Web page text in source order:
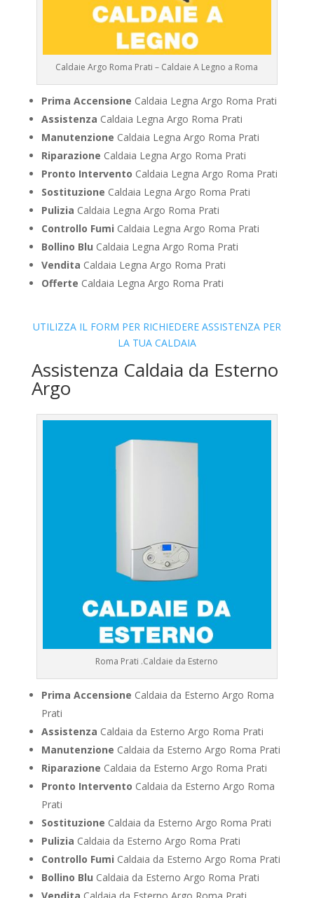
Caldaie Argo Roma Prati – Caldaie A Legno a Roma
Prima Accensione Caldaia Legna Argo Roma Prati
Assistenza Caldaia Legna Argo Roma Prati
Manutenzione Caldaia Legna Argo Roma Prati
Riparazione Caldaia Legna Argo Roma Prati
Pronto Intervento Caldaia Legna Argo Roma Prati
Sostituzione Caldaia Legna Argo Roma Prati
Pulizia Caldaia Legna Argo Roma Prati
Controllo Fumi Caldaia Legna Argo Roma Prati
Bollino Blu Caldaia Legna Argo Roma Prati
Vendita Caldaia Legna Argo Roma Prati
Offerte Caldaia Legna Argo Roma Prati
UTILIZZA IL FORM PER RICHIEDERE ASSISTENZA PER
LA TUA CALDAIA
Assistenza Caldaia da Esterno
Argo
Roma Prati .Caldaie da Esterno
Prima Accensione Caldaia da Esterno Argo Roma
Prati
Assistenza Caldaia da Esterno Argo Roma Prati
Manutenzione Caldaia da Esterno Argo Roma Prati
Riparazione Caldaia da Esterno Argo Roma Prati
Pronto Intervento Caldaia da Esterno Argo Roma
Prati
Sostituzione Caldaia da Esterno Argo Roma Prati
Pulizia Caldaia da Esterno Argo Roma Prati
Controllo Fumi Caldaia da Esterno Argo Roma Prati
Bollino Blu Caldaia da Esterno Argo Roma Prati